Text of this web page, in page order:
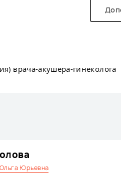
врача-акушера-гинеколога
Юрьевна